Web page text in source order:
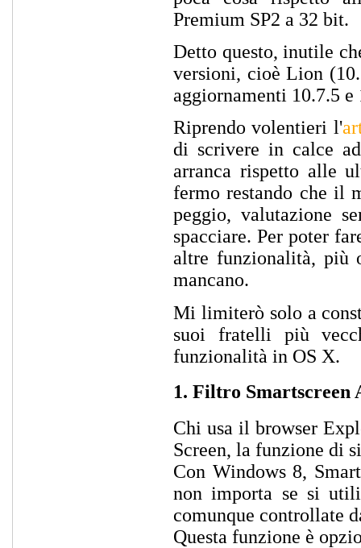
Premium SP2 a 32 bit.
Detto questo, inutile
versioni, cioè Lion
aggiornamenti 10.7.5 e
Riprendo volentieri l'
di scrivere in calce
arranca rispetto alle
fermo restando che il
peggio, valutazione
spacciare. Per poter
altre funzionalità, più
mancano.
Mi limiterò solo a
suoi fratelli più
funzionalità in OS X.
1. Filtro Smartscreen
Chi usa il browser
Screen, la funzione di
Con Windows 8,
non importa se si
comunque controllate
Questa funzione è